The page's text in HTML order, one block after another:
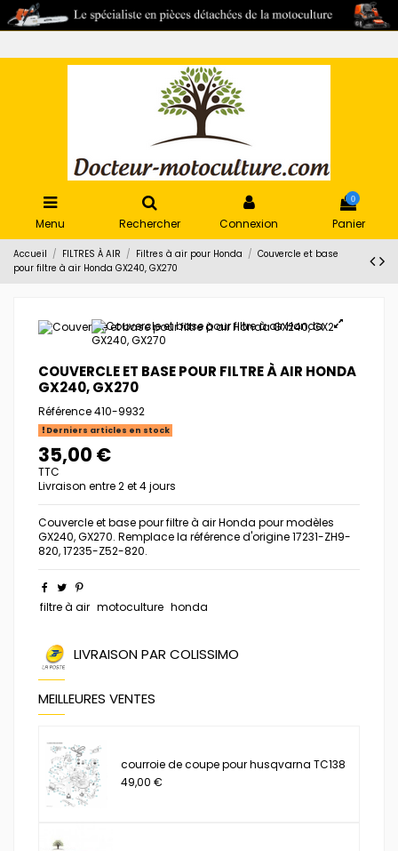
Menu Rechercher Connexion
0
Panier
Accueil FILTRES À AIR Filtres à air pour Honda
Couvercle et base
pour filtre à air Honda GX240, GX270
COUVERCLE ET BASE POUR FILTRE À AIR HONDA
GX240, GX270
Référence410-9932
Derniers articles en stock
35,00 €
TTC
Livraison entre 2 et 4 jours
Couvercle et base pour filtre à air Honda pour modèles
GX240, GX270. Remplace la référence d'origine 17231-ZH9-
820, 17235-Z52-820.
filtre à air motoculture honda
LIVRAISON PAR COLISSIMO
MEILLEURES VENTES
courroie de coupe pour husqvarna TC138
49,00 €